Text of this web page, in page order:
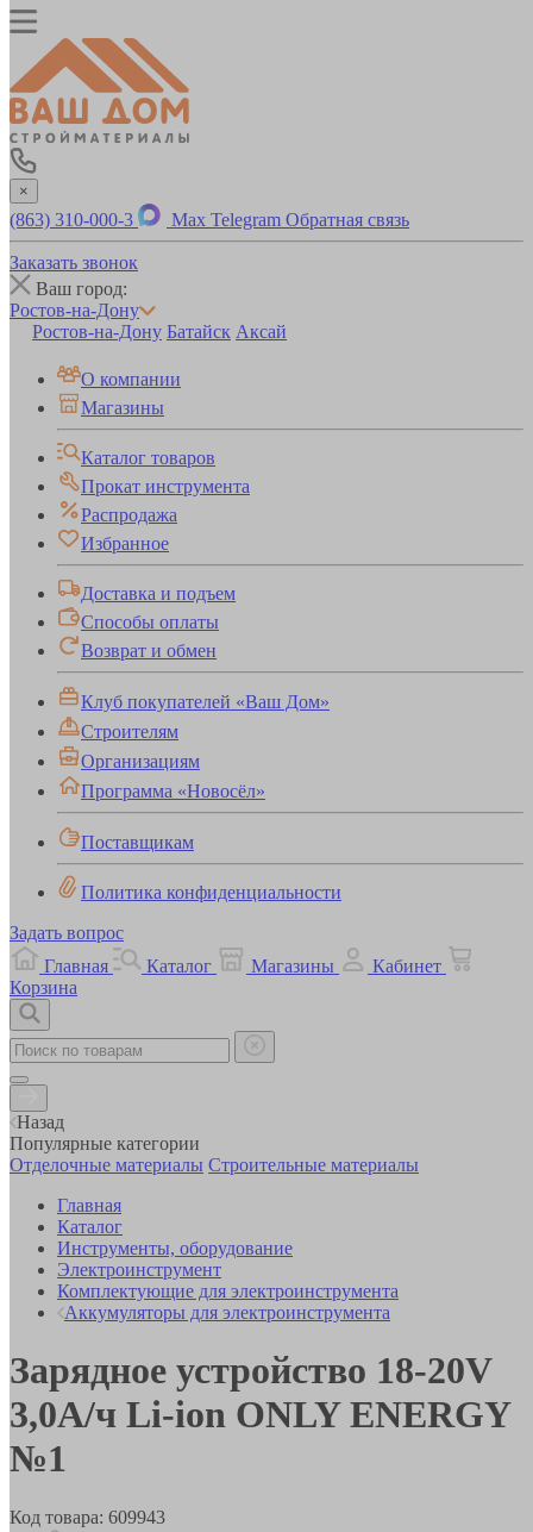
×
(863) 310-000-3 Max Telegram Обратная связь
Заказать звонок
Ваш город:
Ростов-на-Дону
Ростов-на-Дону Батайск Аксай
О компании
Магазины
Каталог товаров
Прокат инструмента
Распродажа
Избранное
Доставка и подъем
Способы оплаты
Возврат и обмен
Клуб покупателей «Ваш Дом»
Строителям
Организациям
Программа «Новосёл»
Поставщикам
Политика конфиденциальности
Задать вопрос
Главная
Каталог Магазины
Кабинет
Корзина
Назад
Популярные категории
Отделочные материалы Строительные материалы
Главная
Каталог
Инструменты, оборудование
Электроинструмент
Комплектующие для электроинструмента
Аккумуляторы для электроинструмента
Зарядное устройство 18-20V
3,0А/ч Li-ion ONLY ENERGY
№1
Код товара: 609943